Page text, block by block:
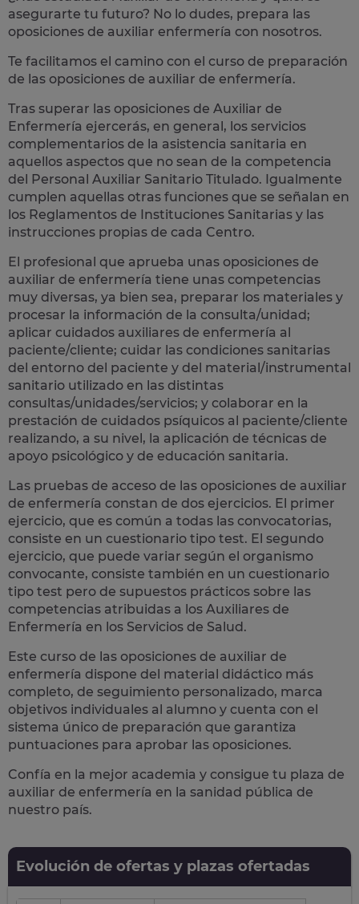
asegurarte tu futuro? No lo dudes, prepara las
oposiciones de auxiliar enfermería con nosotros.
Te facilitamos el camino con el curso de preparación
de las oposiciones de auxiliar de enfermería.
Tras superar las oposiciones de Auxiliar de
Enfermería ejercerás, en general, los servicios
complementarios de la asistencia sanitaria en
aquellos aspectos que no sean de la competencia
del Personal Auxiliar Sanitario Titulado. Igualmente
cumplen aquellas otras funciones que se señalan en
los Reglamentos de Instituciones Sanitarias y las
instrucciones propias de cada Centro.
El profesional que aprueba unas oposiciones de
auxiliar de enfermería tiene unas competencias
muy diversas, ya bien sea, preparar los materiales y
procesar la información de la consulta/unidad;
aplicar cuidados auxiliares de enfermería al
paciente/cliente; cuidar las condiciones sanitarias
del entorno del paciente y del material/instrumental
sanitario utilizado en las distintas
consultas/unidades/servicios; y colaborar en la
prestación de cuidados psíquicos al paciente/cliente
realizando, a su nivel, la aplicación de técnicas de
apoyo psicológico y de educación sanitaria.
Las pruebas de acceso de las oposiciones de auxiliar
de enfermería constan de dos ejercicios. El primer
ejercicio, que es común a todas las convocatorias,
consiste en un cuestionario tipo test. El segundo
ejercicio, que puede variar según el organismo
convocante, consiste también en un cuestionario
tipo test pero de supuestos prácticos sobre las
competencias atribuidas a los Auxiliares de
Enfermería en los Servicios de Salud.
Este curso de las oposiciones de auxiliar de
enfermería dispone del material didáctico más
completo, de seguimiento personalizado, marca
objetivos individuales al alumno y cuenta con el
sistema único de preparación que garantiza
puntuaciones para aprobar las oposiciones.
Confía en la mejor academia y consigue tu plaza de
auxiliar de enfermería en la sanidad pública de
nuestro país.
Evolución de ofertas y plazas ofertadas